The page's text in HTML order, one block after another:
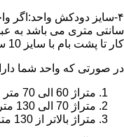
کار تا پشت بام با سایز 10 سانتی متری ( هم اندازه دودکش بخاری) داشته باشد تنها می توانید از آبگرمکن BX114 استفاده نمایید.
در صورتی که واحد شما دارای دودکش 15 سانتی تو کار می باشد بر اساس متراژ می
متراژ 60 الی 70 متر مربع آبگرمکن B3112
متراژ 70 الی 130 متر مربع آبگرمکن B3115 یا B3215i
متراژ بالاتر از 130 متر مربع آبگرمکن B3118 یا B3218i